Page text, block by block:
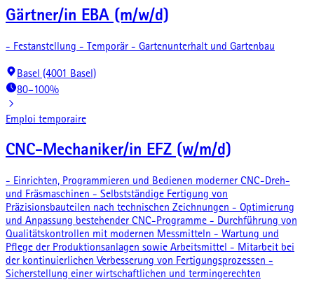
Gärtner/in EBA (m/w/d)
- Festanstellung - Temporär - Gartenunterhalt und Gartenbau
Basel (4001 Basel)
80–100%
Emploi temporaire
CNC-Mechaniker/in EFZ (w/m/d)
- Einrichten, Programmieren und Bedienen moderner CNC-Dreh-
und Fräsmaschinen - Selbstständige Fertigung von
Präzisionsbauteilen nach technischen Zeichnungen - Optimierung
und Anpassung bestehender CNC-Programme - Durchführung von
Qualitätskontrollen mit modernen Messmitteln - Wartung und
Pflege der Produktionsanlagen sowie Arbeitsmittel - Mitarbeit bei
der kontinuierlichen Verbesserung von Fertigungsprozessen -
Sicherstellung einer wirtschaftlichen und termingerechten